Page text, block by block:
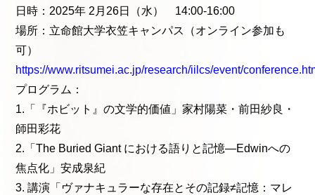
日時：2025年 2月26日（水） 14:00-16:00
場所：立命館大学衣笠キャンパス（オンライン参加も
可）
https://www.ritsumei.ac.jp/research/iilcs/event/
プログラム：
1.「『ホビット』の文学的価値」家村陽菜・前田紗良・
師田彩花
2.「The Buried Giant における語りと記憶—Edwinへの
焦点化」安成泉紀
3. 講演「ヴァナキュラーな存在とその記録≠記憶：マレ